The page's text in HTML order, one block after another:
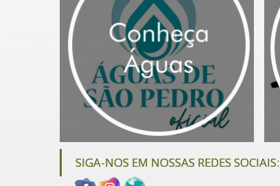
SIGA-NOS EM NOSSAS REDES SOCIAIS: